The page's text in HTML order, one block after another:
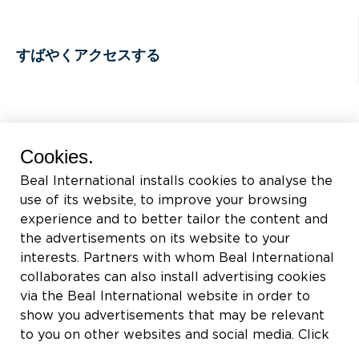
すばやくアクセスする
Rue du Tronquoy, 8
付加価値税:BE0414.592.153
+32 81 83 57 57
info@beal.be
Cookies.
Beal International installs cookies to analyse the
use of its website, to improve your browsing
experience and to better tailor the content and
the advertisements on its website to your
interests. Partners with whom Beal International
collaborates can also install advertising cookies
via the Beal International website in order to
show you advertisements that may be relevant
to you on other websites and social media. Click